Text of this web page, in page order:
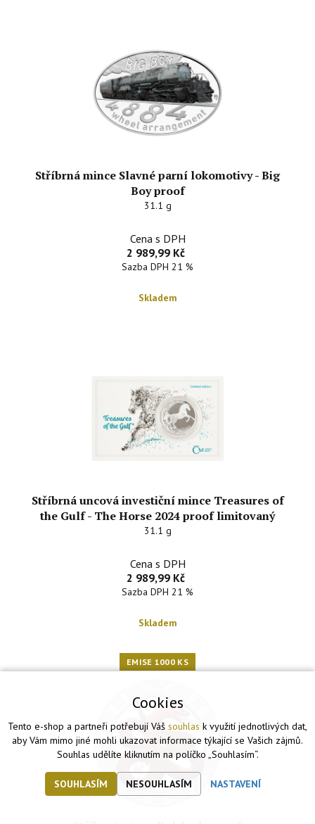
Stříbrná mince Slavné parní lokomotivy - Big
Boy proof
31.1 g
Cena s DPH
2 989,99 Kč
Sazba DPH 21 %
Skladem
Stříbrná uncová investiční mince Treasures of
the Gulf - The Horse 2024 proof limitovaný
31.1 g
Cena s DPH
2 989,99 Kč
Sazba DPH 21 %
Skladem
EMISE 1000 KS
Cookies
Tento e-shop a partneři potřebují Váš souhlas k využití jednotlivých dat,
aby Vám mimo jiné mohli ukazovat informace týkající se Vašich zájmů.
Souhlas udělíte kliknutím na políčko „Souhlasím“.
SOUHLASÍM NESOUHLASÍM NASTAVENÍ